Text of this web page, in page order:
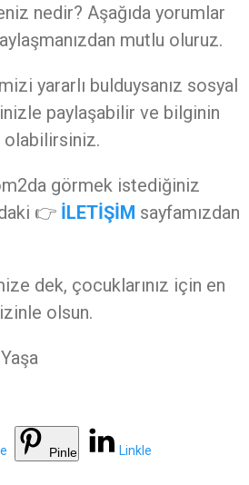
nedir? Aşağıda yorumlar
mutlu oluruz.
yararlı bulduysanız sosyal
paylaşabilir ve bilginin
olabilirsiniz.
görmek istediğiniz
👉 İLETİŞİM sayfamızdan
dek, çocuklarınız için en
olsun.
Pinle Linkle